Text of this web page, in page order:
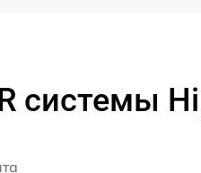
системы